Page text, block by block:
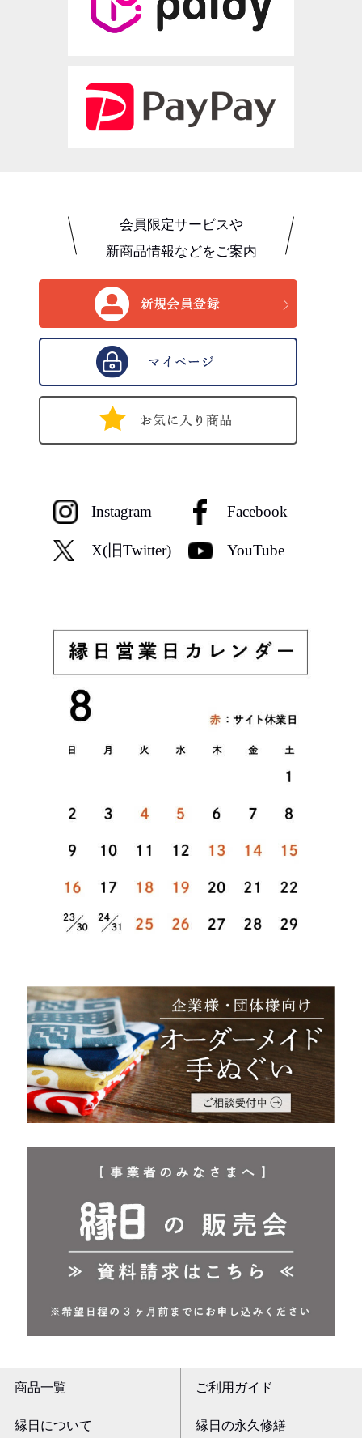
会員限定サービスや
新商品情報などをご案内
Instagram Facebook
X(旧Twitter) YouTube
商品一覧 ご利用ガイド
縁日について 縁日の永久修繕